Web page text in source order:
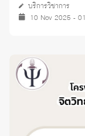
บริการวิชาการ
10 Nov 2025 -